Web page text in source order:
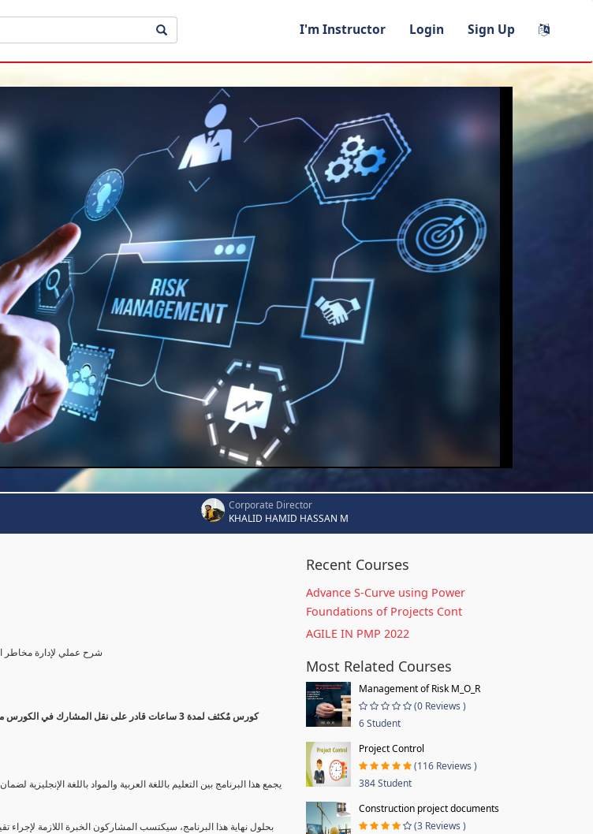
I'm Instructor Login Sign Up
Corporate Director
KHALID HAMID HASSAN M
شرح عملي لإدارة مخاطر
كورس مٌكثف لمدة 3 ساعات قادر على نقل المشارك
يجمع هذا البرنامج بين التعليم باللغة العربية والمواد باللغة
بحلول نهاية هذا البرنامج، سيكتسب المشاركون الخبرة اللازمة
Recent Courses
Advance S-Curve using Power
Foundations of Projects Cont
AGILE IN PMP 2022
Most Related Courses
Management of Risk M_O_R
(0 Reviews )
6 Student
Project Control
(116 Reviews )
384 Student
Construction project documents
(3 Reviews )